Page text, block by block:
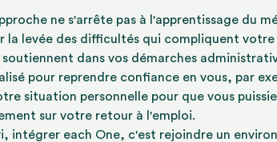
ne s'arrête pas à l'apprentissage du
la levée des difficultés qui compliquent votre
soutiennent dans vos démarches
pour reprendre confiance en vous, par
situation personnelle pour que vous
sur votre retour à l'emploi.
intégrer each One, c'est rejoindre un